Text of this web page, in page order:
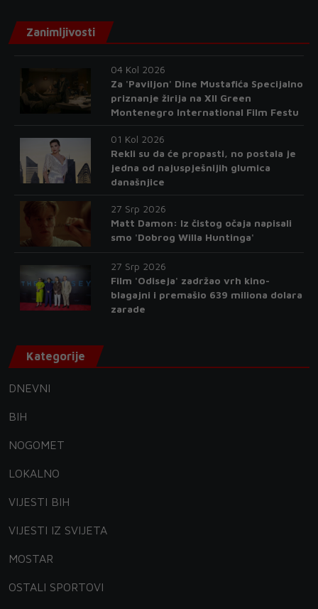
Zanimljivosti
04 Kol 2026
Za 'Paviljon' Dine Mustafića Specijalno
priznanje žirija na XII Green
Montenegro International Film Festu
01 Kol 2026
Rekli su da će propasti, no postala je
jedna od najuspješnijih glumica
današnjice
27 Srp 2026
Matt Damon: Iz čistog očaja napisali
smo 'Dobrog Willa Huntinga'
27 Srp 2026
Film 'Odiseja' zadržao vrh kino-
blagajni i premašio 639 miliona dolara
zarade
Kategorije
DNEVNI
BIH
NOGOMET
LOKALNO
VIJESTI BIH
VIJESTI IZ SVIJETA
MOSTAR
OSTALI SPORTOVI